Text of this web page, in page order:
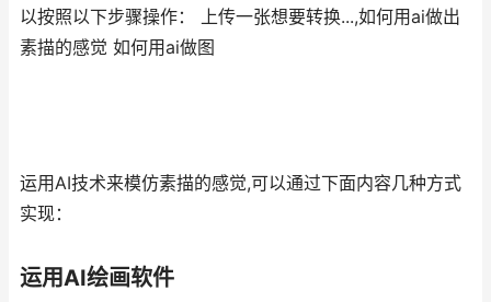
以按照以下步骤操作： 上传一张想要转换...,如何用ai做出
素描的感觉 如何用ai做图
运用AI技术来模仿素描的感觉,可以通过下面内容几种方式
实现：
运用AI绘画软件